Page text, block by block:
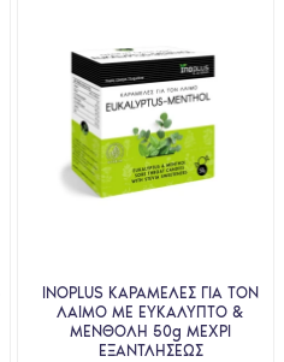
INOPLUS ΚΑΡΑΜΕΛΕΣ ΓΙΑ ΤΟΝ
ΛΑΙΜΟ ΜΕ ΕΥΚΑΛΥΠΤΟ &
ΜΕΝΘΟΛΗ 50g ΜΕΧΡΙ
ΕΞΑΝΤΛΗΣΕΩΣ